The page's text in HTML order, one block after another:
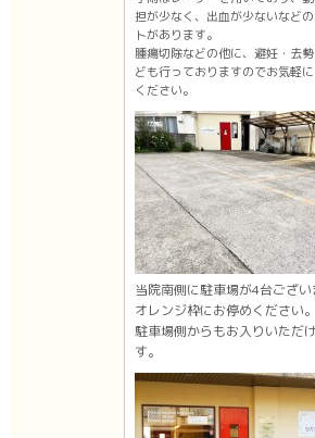
担が少なく、出血が少ないなど
トがあります。
腫瘍切除などの他に、避妊・去
ども行っておりますのでお気軽
ください。
当院南側に駐車場が4台ござい
オレンジ枠にお停めください。
駐車場側からもお入りいただ
す。